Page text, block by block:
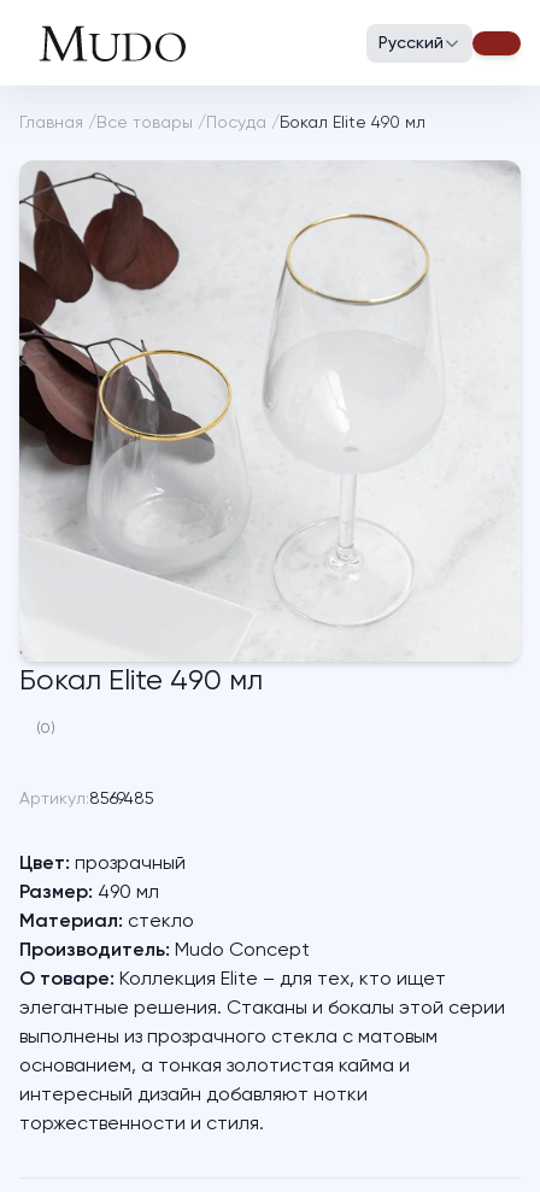
Русский
Главная / Все товары / Посуда / Бокал Elite 490 мл
Бокал Elite 490 мл
(0)
Артикул:8569485
Цвет: прозрачный
Размер: 490 мл
Материал: стекло
Производитель: Mudo Concept
О товаре: Коллекция Elite – для тех, кто ищет
элегантные решения. Стаканы и бокалы этой серии
выполнены из прозрачного стекла с матовым
основанием, а тонкая золотистая кайма и
интересный дизайн добавляют нотки
торжественности и стиля.